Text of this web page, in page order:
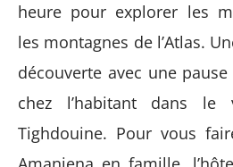
heure pour explorer les
les montagnes de l’Atlas.
découverte avec une
chez l’habitant dans le
Tighdouine. Pour vous